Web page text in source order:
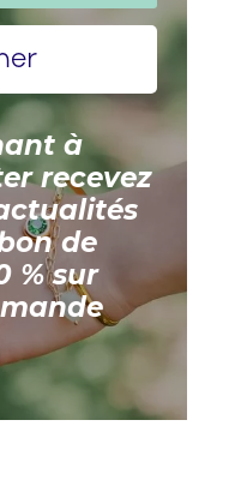
à
recevez
de
% sur